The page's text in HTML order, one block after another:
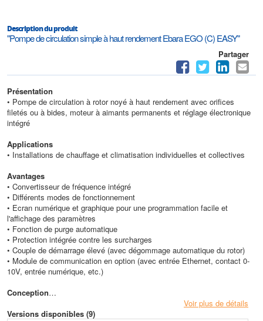
Description du produit
"Pompe de circulation simple à haut rendement Ebara EGO (C) EASY"
Partager
Présentation
• Pompe de circulation à rotor noyé à haut rendement avec orifices
filetés ou à bides, moteur à aimants permanents et réglage électronique
intégré
Applications
• Installations de chauffage et climatisation individuelles et collectives
Avantages
• Convertisseur de fréquence intégré
• Différents modes de fonctionnement
• Ecran numérique et graphique pour une programmation facile et
l'affichage des paramètres
• Fonction de purge automatique
• Protection intégrée contre les surcharges
• Couple de démarrage élevé (avec dégommage automatique du rotor)
• Module de communication en option (avec entrée Ethernet, contact 0-
10V, entrée numérique, etc.)
Conception
• Nombre de tours : variable
Voir plus de détails
Versions disponibles (9)